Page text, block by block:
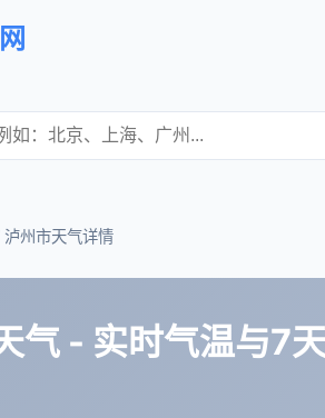
泸州市天气详情
气 - 实时气温与7